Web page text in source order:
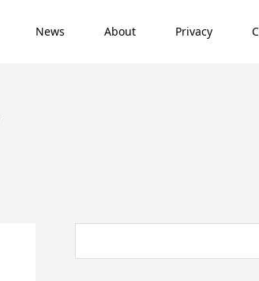
News About Privacy